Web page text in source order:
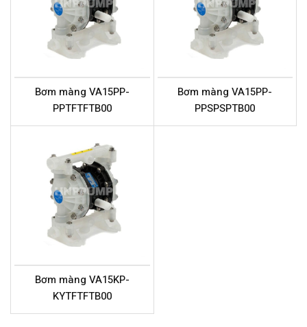
Bơm màng VA15PP-
PPTFTFTB00
Bơm màng VA15PP-
PPSPSPTB00
Bơm màng VA15KP-
KYTFTFTB00